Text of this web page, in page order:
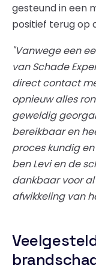
gesteund in een
positief terug op
"Vanwege een
van Schade
direct contact
opnieuw alles
geweldig
bereikbaar en
proces kundig
ben Levi en de
dankbaar voor
afwikkeling van